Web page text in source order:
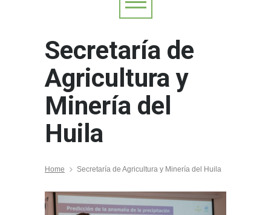
Secretaría de
Agricultura y
Minería del
Huila
Home Secretaría de Agricultura y Minería del Huila